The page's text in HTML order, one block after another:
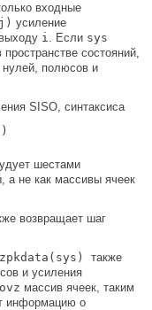
входные
усиление
i. Если sys
состояний,
нулей, полюсов и
SISO, синтаксиса
шестами
а не как массивы ячеек
возвращает шаг
также
и усиления
массив ячеек, таким
информацию о